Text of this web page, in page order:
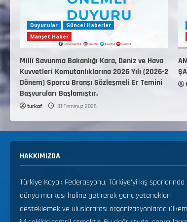
Duyurular
Güncel Haberler
Manşet Haber
Millî Savunma Bakanlığı Kara, Deniz ve Hava
Kuvvetleri Komutanlıklarına 2026 Yılı (2026-2
Dönem) Sporcu Branşı Sözleşmeli Er Temini
Başvuruları Başlamıştır.
turkaf 31 Temmuz 2026
HAKKIMIZDA
Türkiye Kayak Federasyonu, Türkiye’yi kış
dünya markası haline getirerek genç yetenekleri
desteklemek ve uluslararası organizasyonlarda